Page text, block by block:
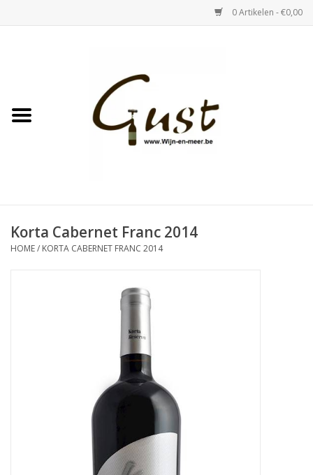
0 Artikelen - €0,00
Witte wijn
Bubbels & Vermout
Korta Cabernet Franc 2014
HOME/ KORTA CABERNET FRANC 2014